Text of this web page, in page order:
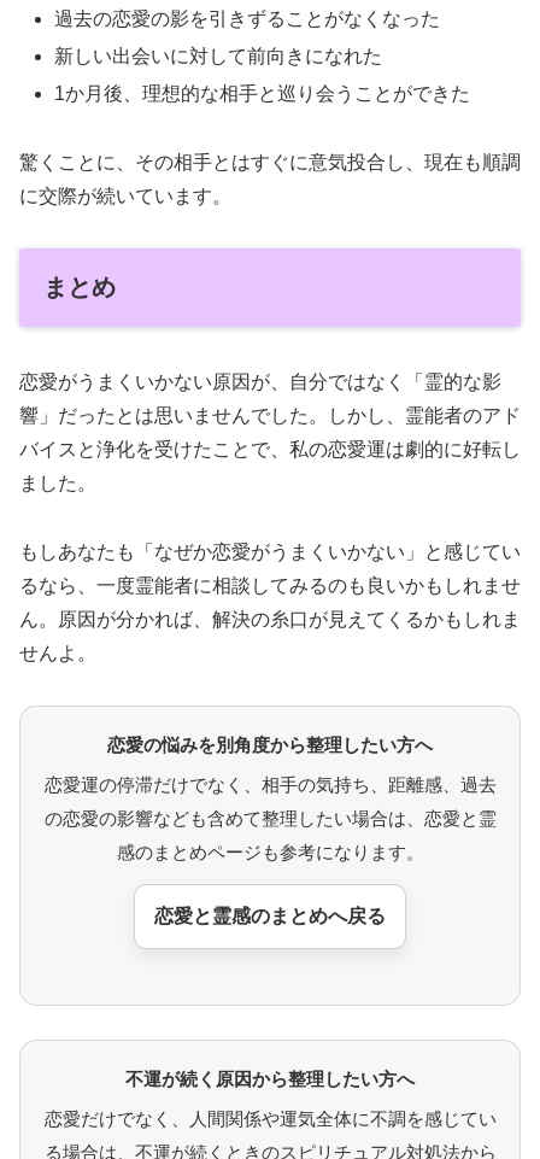
過去の恋愛の影を引きずることがなくなった
新しい出会いに対して前向きになれた
1か月後、理想的な相手と巡り会うことができた
驚くことに、その相手とはすぐに意気投合し、現在も順調
に交際が続いています。
まとめ
恋愛がうまくいかない原因が、自分ではなく「霊的な影
響」だったとは思いませんでした。しかし、霊能者のアド
バイスと浄化を受けたことで、私の恋愛運は劇的に好転し
ました。
もしあなたも「なぜか恋愛がうまくいかない」と感じてい
るなら、一度霊能者に相談してみるのも良いかもしれませ
ん。原因が分かれば、解決の糸口が見えてくるかもしれま
せんよ。
恋愛の悩みを別角度から整理したい方へ
恋愛運の停滞だけでなく、相手の気持ち、距離感、過去
の恋愛の影響なども含めて整理したい場合は、恋愛と霊
感のまとめページも参考になります。
恋愛と霊感のまとめへ戻る
不運が続く原因から整理したい方へ
恋愛だけでなく、人間関係や運気全体に不調を感じてい
る場合は、不運が続くときのスピリチュアル対処法から